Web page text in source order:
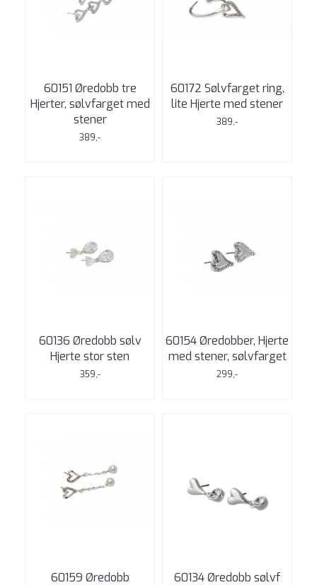
60151 Øredobb tre
Hjerter, sølvfarget med
stener
389,-
60172 Sølvfarget ring,
lite Hjerte med stener
389,-
60136 Øredobb sølv
Hjerte stor sten
359,-
60154 Øredobber, Hjerte
med stener, sølvfarget
299,-
60159 Øredobb 60134 Øredobb sølvf